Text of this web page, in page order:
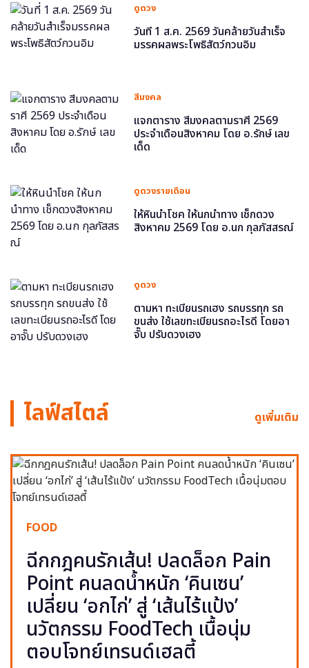
ดูดวง
วันที่ 1 ส.ค. 2569 วันคล้ายวันสำเร็จ
มรรคผลพระโพธิสัตว์กวนอิม
สีมงคล
แจกตาราง สีมงคลตามราศี 2569
ประจำเดือนสิงหาคม โดย อ.รักษ์ เลข
เด็ด
ดูดวงรายเดือน
ให้หินนำโชค ให้นกนำทาง เช็กดวง
สิงหาคม 2569 โดย อ.นก กุลภัสสรณ์
ดูดวง
ตามหา ทะเบียนรถเฮง รถบรรทุก รถ
ขนส่ง ใช้เลขทะเบียนรถอะไรดี โดยอา
จั๊บ ปรับดวงเฮง
ไลฟ์สไตล์ ดูเพิ่มเติม
FOOD
ฉีกกฎคนรักเส้น! ปลดล็อก Pain
Point คนลดน้ำหนัก ‘คินเซน’
เปลี่ยน ‘อกไก่’ สู่ ‘เส้นไร้แป้ง’
นวัตกรรม FoodTech เนื้อนุ่ม
ตอบโจทย์เทรนด์เฮลตี้